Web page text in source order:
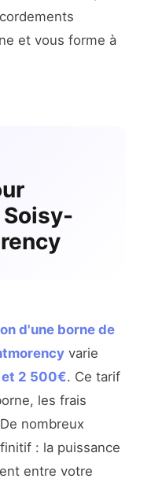
et vous forme à
d'une borne de
varie
2 500€. Ce tarif
les frais
nombreux
: la puissance
entre votre